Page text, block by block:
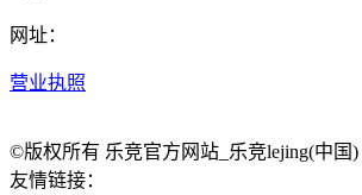
网址：
营业执照
©版权所有 乐竞官方网站_乐竞lejing(中国)
友情链接：